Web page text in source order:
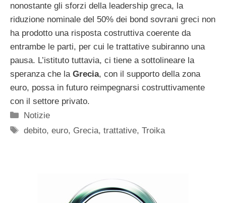
nonostante gli sforzi della leadership greca, la
riduzione nominale del 50% dei bond sovrani greci non
ha prodotto una risposta costruttiva coerente da
entrambe le parti, per cui le trattative subiranno una
pausa. L’istituto tuttavia, ci tiene a sottolineare la
speranza che la Grecia, con il supporto della zona
euro, possa in futuro reimpegnarsi costruttivamente
con il settore privato.
Categorie
Notizie
Tag
debito,euro, Grecia,trattative,Troika